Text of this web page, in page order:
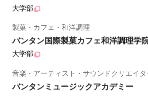
大学部
製菓・カフェ・和洋調理
バンタン国際製菓カフェ和洋調理学
大学部
音楽・アーティスト・サウンドクリエイタ
バンタンミュージックアカデミー